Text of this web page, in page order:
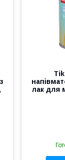
лак для